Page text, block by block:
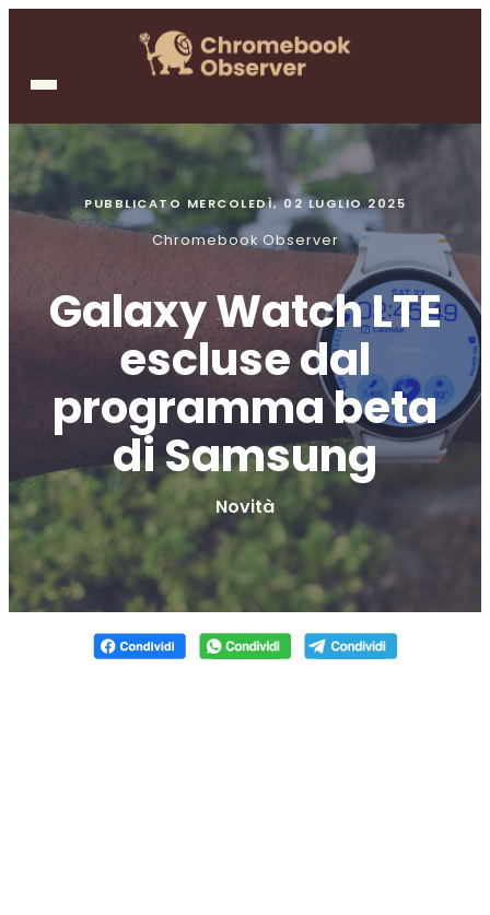
PUBBLICATO MERCOLEDÌ, 02 LUGLIO 2025
Chromebook Observer
Galaxy Watch LTE
escluse dal
programma beta
di Samsung
Novità